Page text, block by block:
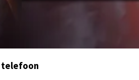
telefoon